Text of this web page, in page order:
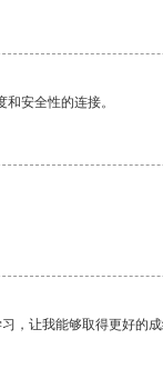
安全性的连接。
，让我能够取得更好的